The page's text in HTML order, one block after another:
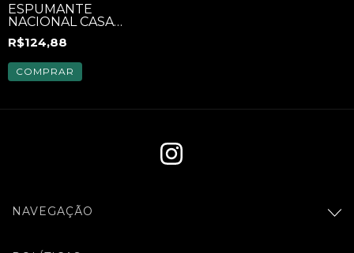
ESPUMANTE
NACIONAL CASA
PEDRUCCI FATTO A
MANO SUR LIE ROSE
NATURE 750ML
R$124,88
COMPRAR
NAVEGAÇÃO